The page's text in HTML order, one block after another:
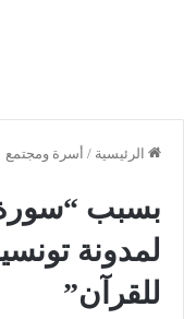
الرئيسية / أسرة ومجتمع
لمدونة
للقرآن”